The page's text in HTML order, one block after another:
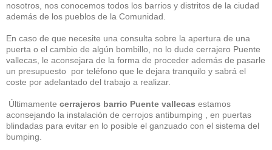
nosotros, nos conocemos todos los barrios y distritos de la ciudad
además de los pueblos de la Comunidad.
En caso de que necesite una consulta sobre la apertura de una
puerta o el cambio de algún bombillo, no lo dude cerrajero Puente
vallecas, le aconsejara de la forma de proceder además de pasarle
un presupuesto por teléfono que le dejara tranquilo y sabrá el
coste por adelantado del trabajo a realizar.
Últimamente cerrajeros barrio Puente vallecas estamos
aconsejando la instalación de cerrojos antibumping , en puertas
blindadas para evitar en lo posible el ganzuado con el sistema del
bumping.